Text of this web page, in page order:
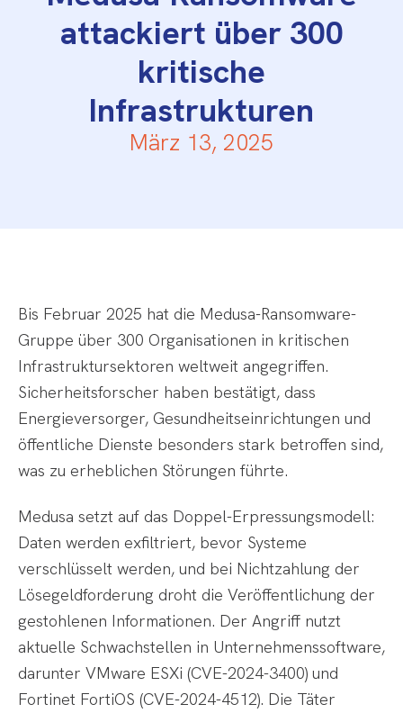
attackiert über 300
kritische
Infrastrukturen
März 13, 2025
Bis Februar 2025 hat die Medusa-Ransomware-
Gruppe über 300 Organisationen in kritischen
Infrastruktursektoren weltweit angegriffen.
Sicherheitsforscher haben bestätigt, dass
Energieversorger, Gesundheitseinrichtungen und
öffentliche Dienste besonders stark betroffen sind,
was zu erheblichen Störungen führte.
Medusa setzt auf das Doppel-Erpressungsmodell:
Daten werden exfiltriert, bevor Systeme
verschlüsselt werden, und bei Nichtzahlung der
Lösegeldforderung droht die Veröffentlichung der
gestohlenen Informationen. Der Angriff nutzt
aktuelle Schwachstellen in Unternehmenssoftware,
darunter VMware ESXi (CVE-2024-3400) und
Fortinet FortiOS (CVE-2024-4512). Die Täter